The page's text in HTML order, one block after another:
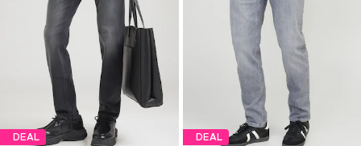
DEAL DEAL